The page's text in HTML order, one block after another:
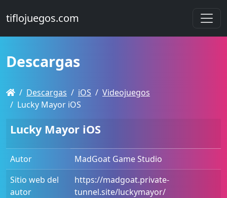
tiflojuegos.com
Descargas
Descargas iOS
Videojuegos
Lucky Mayor iOS
Lucky Mayor iOS
Autor
MadGoat Game Studio
Sitio web del
autor
https://madgoat.private-
tunnel.site/luckymayor/